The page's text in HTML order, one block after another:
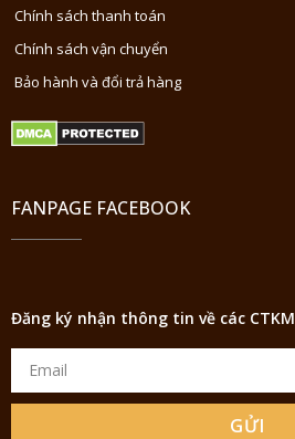
Chính sách thanh toán
Chính sách vận chuyển
Bảo hành và đổi trả hàng
FANPAGE FACEBOOK
Đăng ký nhận thông tin về các CTKM
GỬI